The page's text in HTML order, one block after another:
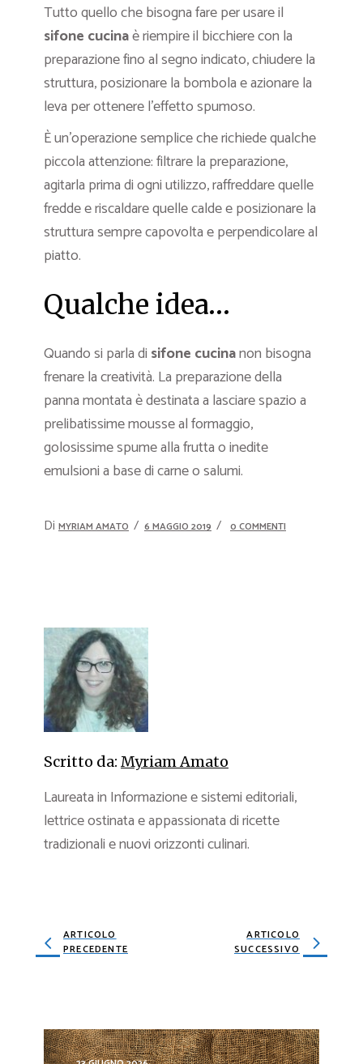
Tutto quello che bisogna fare per usare il
sifone cucinaè riempire il bicchiere con la
preparazione fino al segno indicato, chiudere la
struttura, posizionare la bombola e azionare la
leva per ottenere l’effetto spumoso.
È un’operazione semplice che richiede qualche
piccola attenzione: filtrare la preparazione,
agitarla prima di ogni utilizzo, raffreddare quelle
fredde e riscaldare quelle calde e posizionare la
struttura sempre capovolta e perpendicolare al
piatto.
Qualche idea…
Quando si parla di sifone cucinanon bisogna
frenare la creatività. La preparazione della
panna montata è destinata a lasciare spazio a
prelibatissime mousse al formaggio,
golosissime spume alla frutta o inedite
emulsioni a base di carne o salumi.
Di MYRIAM AMATO 6 MAGGIO 2019 0 COMMENTI
Scritto da: Myriam Amato
Laureata in Informazione e sistemi editoriali,
lettrice ostinata e appassionata di ricette
tradizionali e nuovi orizzonti culinari.
ARTICOLO
PRECEDENTE
ARTICOLO
SUCCESSIVO